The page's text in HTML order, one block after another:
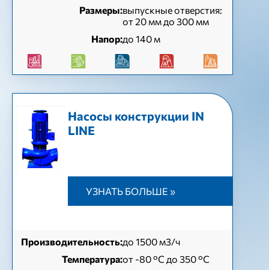
Размеры:выпускные отверстия:
от 20 мм до 300 мм
Напор:до 140 м
Насосы конструкции IN
LINE
УЗНАТЬ БОЛЬШЕ »
Производительность:до 1500 м3/ч
Температура:от -80 °C до 350 °C